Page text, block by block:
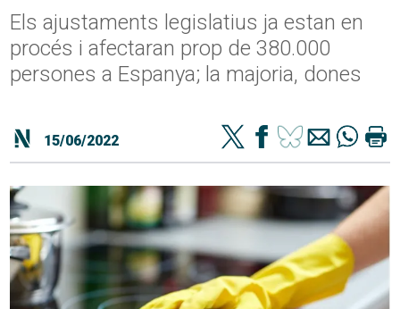
Els ajustaments legislatius ja estan en
procés i afectaran prop de 380.000
persones a Espanya; la majoria, dones
15/06/2022